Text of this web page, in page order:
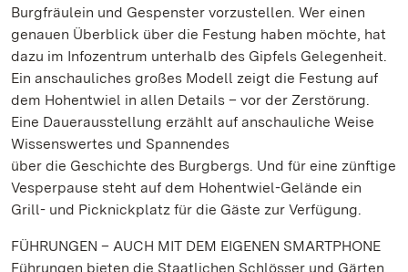
Burgfräulein und Gespenster vorzustellen. Wer einen
genauen Überblick über die Festung haben möchte, hat
dazu im Infozentrum unterhalb des Gipfels Gelegenheit.
Ein anschauliches großes Modell zeigt die Festung auf
dem Hohentwiel in allen Details – vor der Zerstörung.
Eine Dauerausstellung erzählt auf anschauliche Weise
Wissenswertes und Spannendes
über die Geschichte des Burgbergs. Und für eine zünftige
Vesperpause steht auf dem Hohentwiel-Gelände ein
Grill- und Picknickplatz für die Gäste zur Verfügung.
FÜHRUNGEN – AUCH MIT DEM EIGENEN SMARTPHONE
Führungen bieten die Staatlichen Schlösser und Gärten